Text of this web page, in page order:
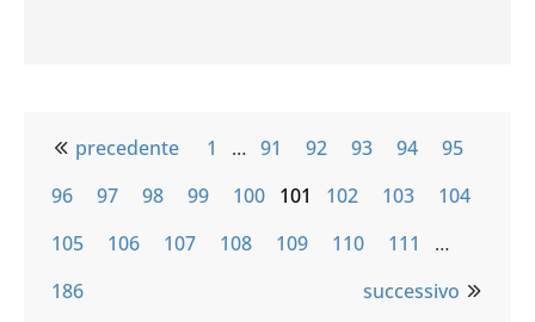
precedente 1 … 91 92 93 94
95
96
97 98 99 100 101 102 103
104
105
106 107 108 109 110 111
…
186
successivo